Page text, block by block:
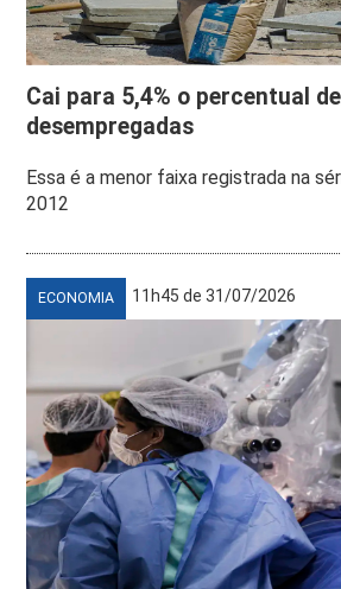
Cai para 5,4% o percentual
desempregadas
Essa é a menor faixa registrada na
2012
ECONOMIA 11h45 de 31/07/2026